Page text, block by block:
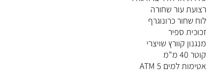
רצועת עור שחורה
לוח שחור כרונוגרף
זכוכית ספיר
מנגנון קוורץ שויצרי
קוטר 40 מ"מ
אטימות למים 5 ATM